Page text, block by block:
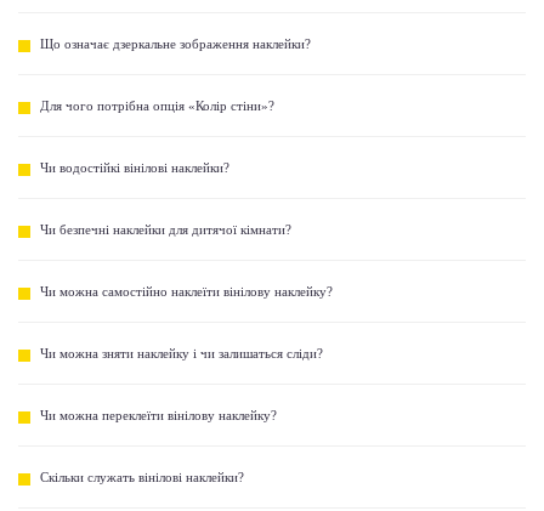
Що означає дзеркальне зображення наклейки?
Для чого потрібна опція «Колір стіни»?
Чи водостійкі вінілові наклейки?
Чи безпечні наклейки для дитячої кімнати?
Чи можна самостійно наклеїти вінілову наклейку?
Чи можна зняти наклейку і чи залишаться сліди?
Чи можна переклеїти вінілову наклейку?
Скільки служать вінілові наклейки?